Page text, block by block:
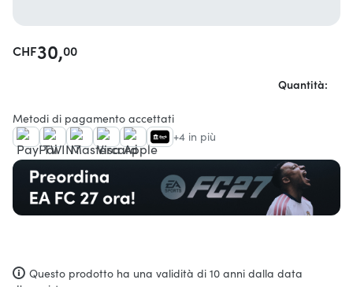
CHF30,00
Quantità:
Metodi di pagamento accettati
+4 in più
Questo prodotto ha una validità di 10 anni dalla data